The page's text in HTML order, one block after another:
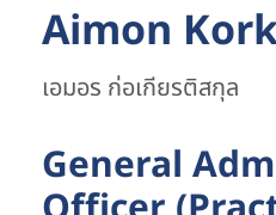
Aimon
เอมอร ก่อเกียรติสกุล
General